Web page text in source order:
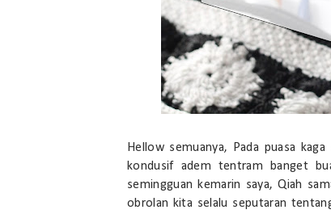
Hellow semuanya, Pada puasa
kondusif adem tentram banget
semingguan kemarin saya, Qiah
obrolan kita selalu seputaran